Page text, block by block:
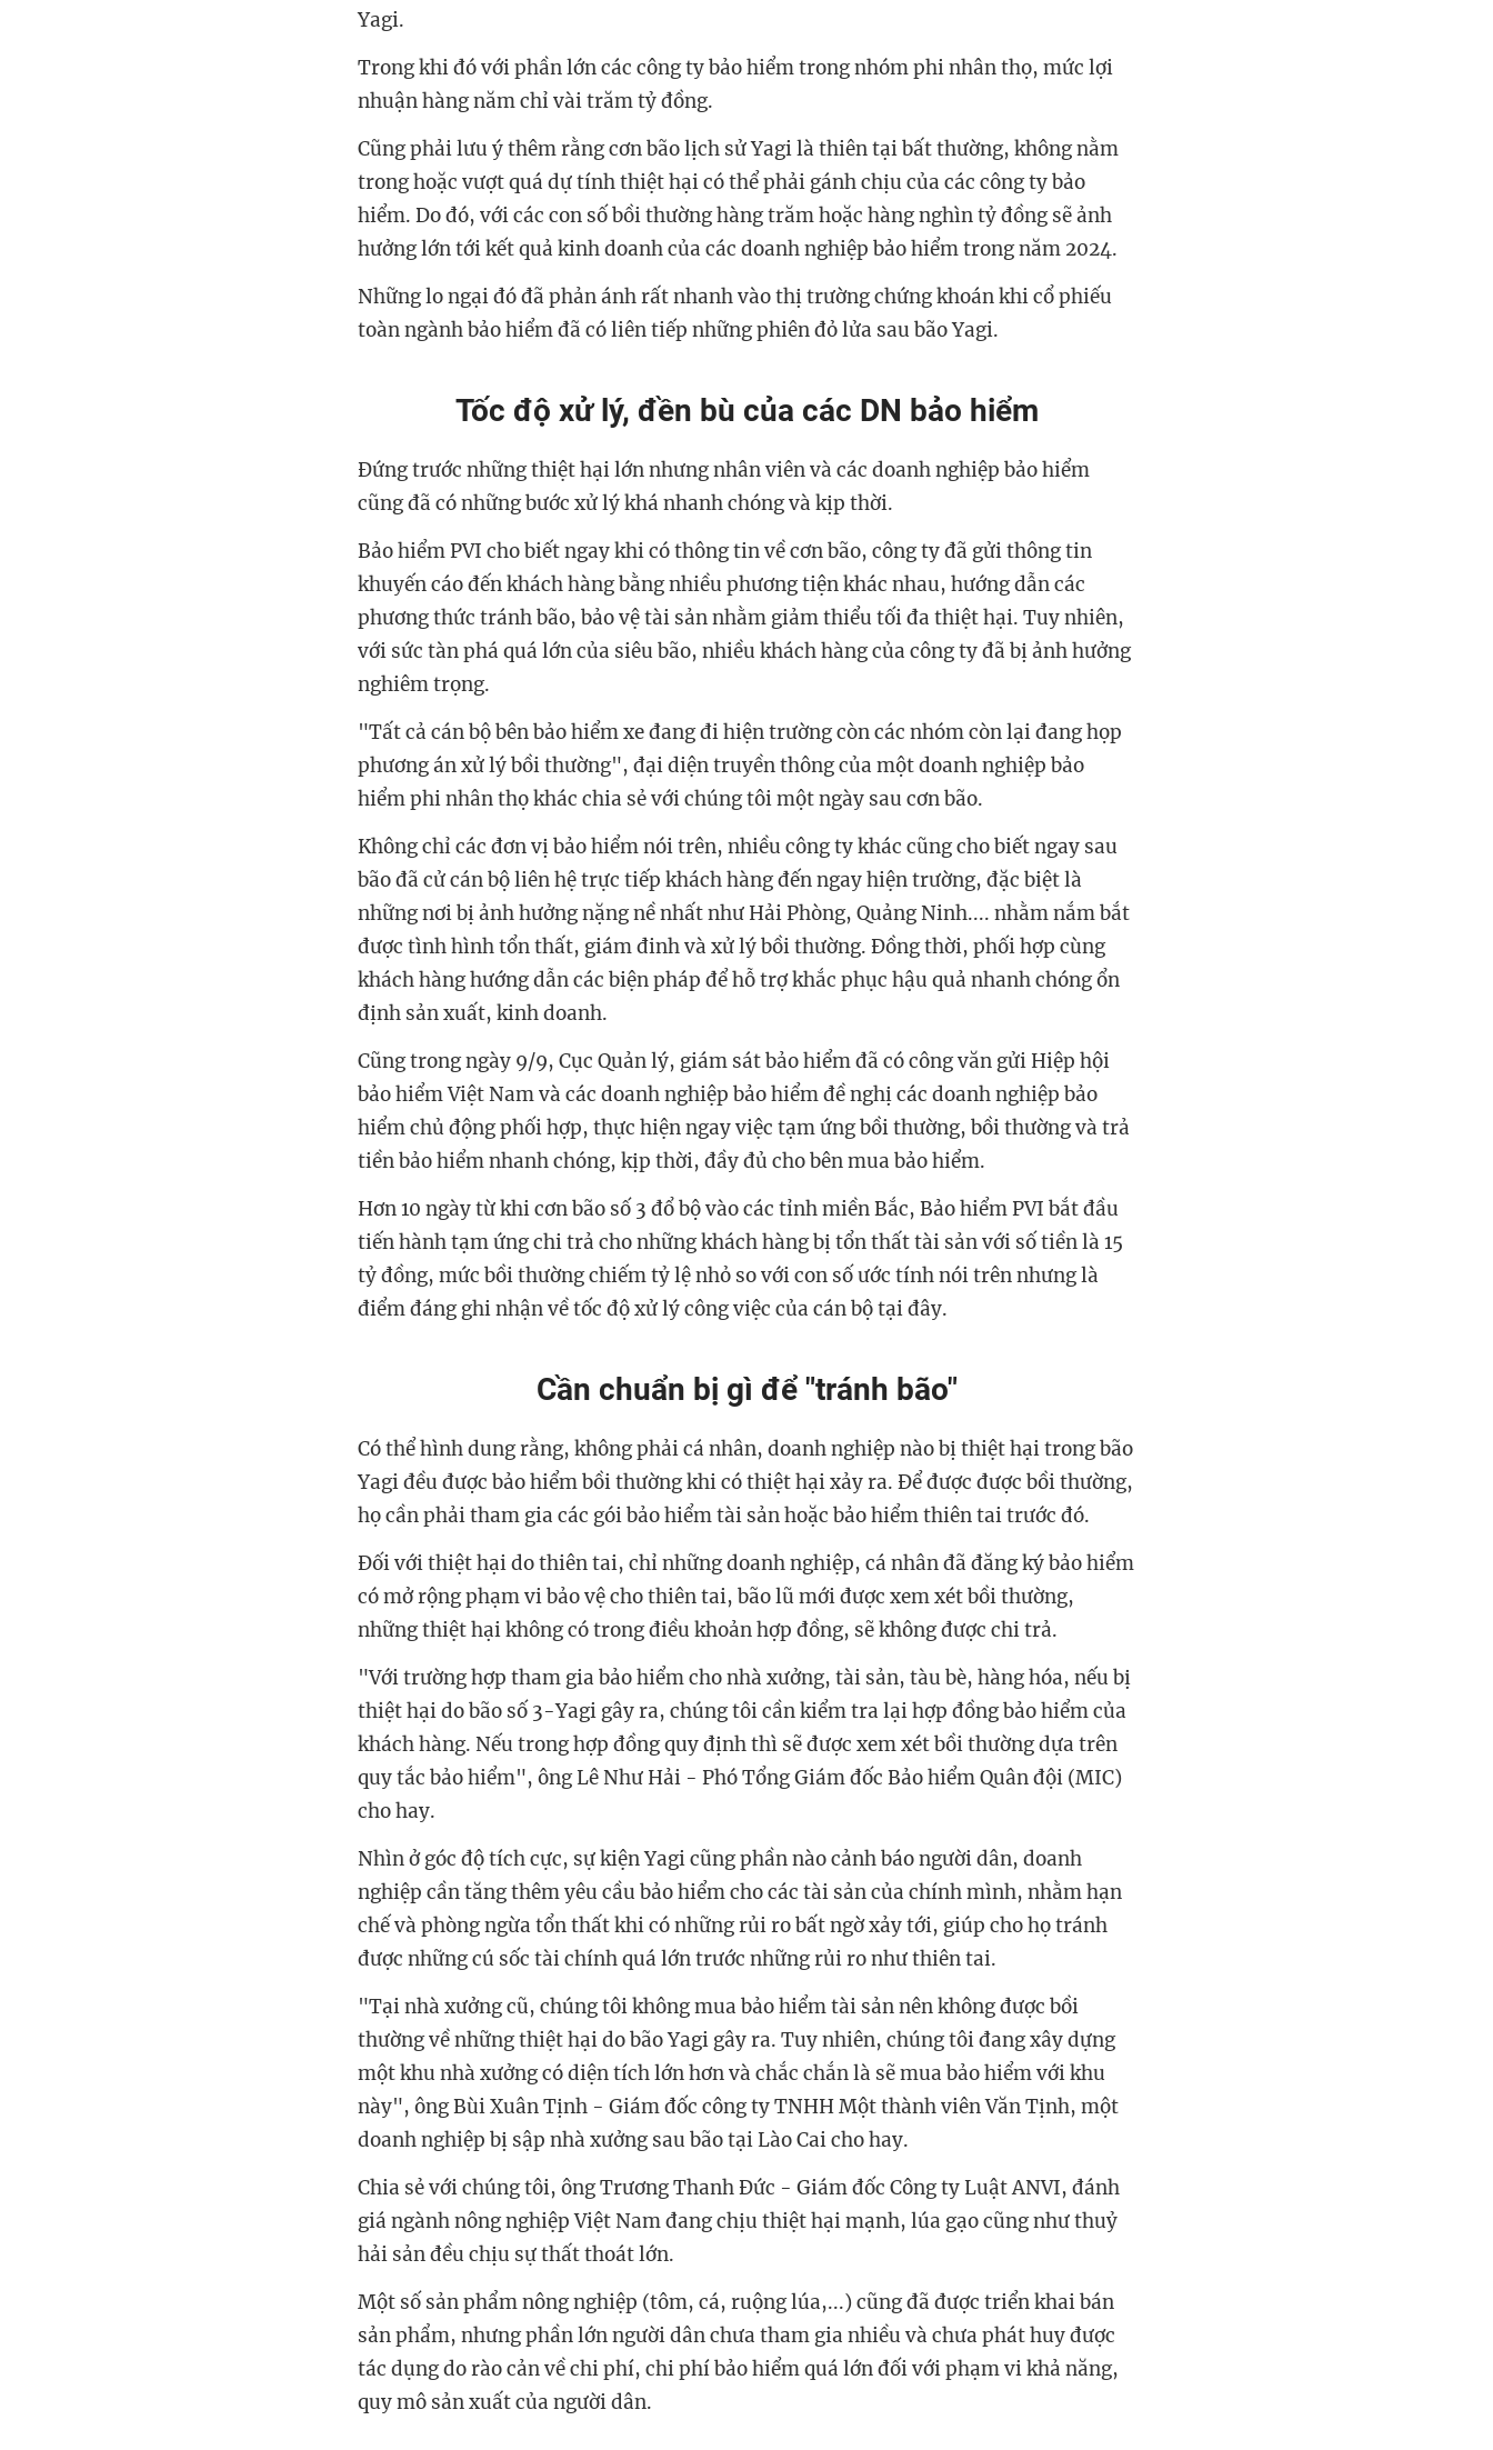
Yagi.
Trong khi đó với phần lớn các công ty bảo hiểm trong nhóm phi nhân thọ, mức lợi
nhuận hàng năm chỉ vài trăm tỷ đồng.
Cũng phải lưu ý thêm rằng cơn bão lịch sử Yagi là thiên tại bất thường, không nằm
trong hoặc vượt quá dự tính thiệt hại có thể phải gánh chịu của các công ty bảo
hiểm. Do đó, với các con số bồi thường hàng trăm hoặc hàng nghìn tỷ đồng sẽ ảnh
hưởng lớn tới kết quả kinh doanh của các doanh nghiệp bảo hiểm trong năm 2024.
Những lo ngại đó đã phản ánh rất nhanh vào thị trường chứng khoán khi cổ phiếu
toàn ngành bảo hiểm đã có liên tiếp những phiên đỏ lửa sau bão Yagi.
Tốc độ xử lý, đền bù của các DN bảo hiểm
Đứng trước những thiệt hại lớn nhưng nhân viên và các doanh nghiệp bảo hiểm
cũng đã có những bước xử lý khá nhanh chóng và kịp thời.
Bảo hiểm PVI cho biết ngay khi có thông tin về cơn bão, công ty đã gửi thông tin
khuyến cáo đến khách hàng bằng nhiều phương tiện khác nhau, hướng dẫn các
phương thức tránh bão, bảo vệ tài sản nhằm giảm thiểu tối đa thiệt hại. Tuy nhiên,
với sức tàn phá quá lớn của siêu bão, nhiều khách hàng của công ty đã bị ảnh hưởng
nghiêm trọng.
"Tất cả cán bộ bên bảo hiểm xe đang đi hiện trường còn các nhóm còn lại đang họp
phương án xử lý bồi thường", đại diện truyền thông của một doanh nghiệp bảo
hiểm phi nhân thọ khác chia sẻ với chúng tôi một ngày sau cơn bão.
Không chỉ các đơn vị bảo hiểm nói trên, nhiều công ty khác cũng cho biết ngay sau
bão đã cử cán bộ liên hệ trực tiếp khách hàng đến ngay hiện trường, đặc biệt là
những nơi bị ảnh hưởng nặng nề nhất như Hải Phòng, Quảng Ninh.... nhằm nắm bắt
được tình hình tổn thất, giám đinh và xử lý bồi thường. Đồng thời, phối hợp cùng
khách hàng hướng dẫn các biện pháp để hỗ trợ khắc phục hậu quả nhanh chóng ổn
định sản xuất, kinh doanh.
Cũng trong ngày 9/9, Cục Quản lý, giám sát bảo hiểm đã có công văn gửi Hiệp hội
bảo hiểm Việt Nam và các doanh nghiệp bảo hiểm đề nghị các doanh nghiệp bảo
hiểm chủ động phối hợp, thực hiện ngay việc tạm ứng bồi thường, bồi thường và trả
tiền bảo hiểm nhanh chóng, kịp thời, đầy đủ cho bên mua bảo hiểm.
Hơn 10 ngày từ khi cơn bão số 3 đổ bộ vào các tỉnh miền Bắc, Bảo hiểm PVI bắt đầu
tiến hành tạm ứng chi trả cho những khách hàng bị tổn thất tài sản với số tiền là 15
tỷ đồng, mức bồi thường chiếm tỷ lệ nhỏ so với con số ước tính nói trên nhưng là
điểm đáng ghi nhận về tốc độ xử lý công việc của cán bộ tại đây.
Cần chuẩn bị gì để "tránh bão"
Có thể hình dung rằng, không phải cá nhân, doanh nghiệp nào bị thiệt hại trong bão
Yagi đều được bảo hiểm bồi thường khi có thiệt hại xảy ra. Để được được bồi thường,
họ cần phải tham gia các gói bảo hiểm tài sản hoặc bảo hiểm thiên tai trước đó.
Đối với thiệt hại do thiên tai, chỉ những doanh nghiệp, cá nhân đã đăng ký bảo hiểm
có mở rộng phạm vi bảo vệ cho thiên tai, bão lũ mới được xem xét bồi thường,
những thiệt hại không có trong điều khoản hợp đồng, sẽ không được chi trả.
"Với trường hợp tham gia bảo hiểm cho nhà xưởng, tài sản, tàu bè, hàng hóa, nếu bị
thiệt hại do bão số 3-Yagi gây ra, chúng tôi cần kiểm tra lại hợp đồng bảo hiểm của
khách hàng. Nếu trong hợp đồng quy định thì sẽ được xem xét bồi thường dựa trên
quy tắc bảo hiểm", ông Lê Như Hải - Phó Tổng Giám đốc Bảo hiểm Quân đội (MIC)
cho hay.
Nhìn ở góc độ tích cực, sự kiện Yagi cũng phần nào cảnh báo người dân, doanh
nghiệp cần tăng thêm yêu cầu bảo hiểm cho các tài sản của chính mình, nhằm hạn
chế và phòng ngừa tổn thất khi có những rủi ro bất ngờ xảy tới, giúp cho họ tránh
được những cú sốc tài chính quá lớn trước những rủi ro như thiên tai.
"Tại nhà xưởng cũ, chúng tôi không mua bảo hiểm tài sản nên không được bồi
thường về những thiệt hại do bão Yagi gây ra. Tuy nhiên, chúng tôi đang xây dựng
một khu nhà xưởng có diện tích lớn hơn và chắc chắn là sẽ mua bảo hiểm với khu
này", ông Bùi Xuân Tịnh - Giám đốc công ty TNHH Một thành viên Văn Tịnh, một
doanh nghiệp bị sập nhà xưởng sau bão tại Lào Cai cho hay.
Chia sẻ với chúng tôi, ông Trương Thanh Đức - Giám đốc Công ty Luật ANVI, đánh
giá ngành nông nghiệp Việt Nam đang chịu thiệt hại mạnh, lúa gạo cũng như thuỷ
hải sản đều chịu sự thất thoát lớn.
Một số sản phẩm nông nghiệp (tôm, cá, ruộng lúa,...) cũng đã được triển khai bán
sản phẩm, nhưng phần lớn người dân chưa tham gia nhiều và chưa phát huy được
tác dụng do rào cản về chi phí, chi phí bảo hiểm quá lớn đối với phạm vi khả năng,
quy mô sản xuất của người dân.